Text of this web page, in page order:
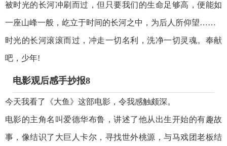
被时光的长河冲刷而过，但只要我们的生命足够高，便能如
一座山峰一般，屹立于时间的长河之中，为后人所仰望……
时光的长河滚滚而过，冲走一切名利，洗净一切灵魂。奉献
吧，少年!
电影观后感手抄报8
今天我看了《大鱼》这部电影，令我感触颇深。
电影的主角名叫爱德华布鲁，讲述了他从出生开始的有趣故
事，像结识了大巨人卡尔，寻找世外桃源，与马戏团老板结